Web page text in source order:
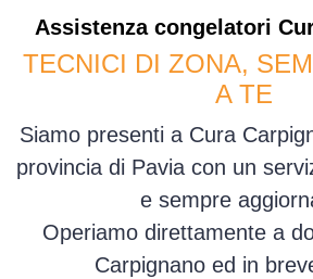
Assistenza congelatori
TECNICI DI ZONA,
A TE
Siamo presenti a Cura
provincia di Pavia con un
e sempre
Operiamo direttamente a
Carpignano ed in